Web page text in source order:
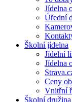
Jídelna
Úřední
Školní jídelna
Jídelní
Jídelna
Ceny
Vnitřní
Školní družina